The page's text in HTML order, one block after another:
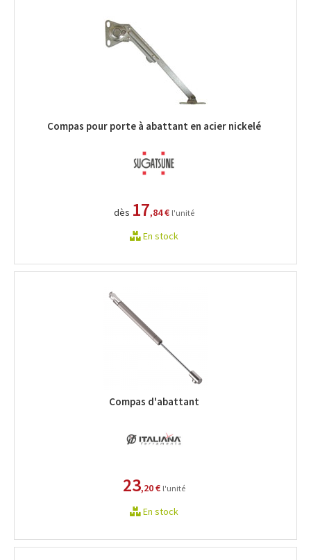
Compas pour porte à abattant en acier nickelé
dès 17,84 € l'unité
En stock
Compas d'abattant
23,20 € l'unité
En stock